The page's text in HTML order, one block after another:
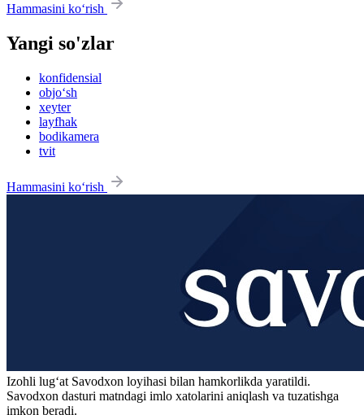
Hammasini ko‘rish
Yangi so'zlar
konfidensial
objo‘sh
xeyter
layfhak
bodikamera
tvit
Hammasini ko‘rish
Izohli lugʻat Savodxon loyihasi bilan hamkorlikda yaratildi.
Savodxon dasturi matndagi imlo xatolarini aniqlash va tuzatishga
imkon beradi.